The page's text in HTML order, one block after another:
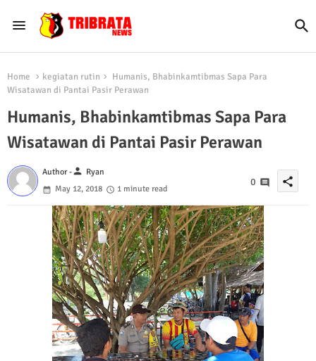
Home kegiatan rutin
Humanis, Bhabinkamtibmas Sapa Para
Wisatawan di Pantai Pasir Perawan
Humanis, Bhabinkamtibmas Sapa Para
Wisatawan di Pantai Pasir Perawan
Author -person Ryan
May 12, 2018
1 minute read
0 share